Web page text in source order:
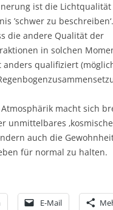
ist die
’schwer zu
die andere Qualität der
in solchen
anders qualifiziert
Atmosphärik macht sich
unmittelbares
auch die
für normal zu halten.
E-Mail